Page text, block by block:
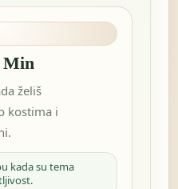
Min
želiš
kostima i
kada su tema